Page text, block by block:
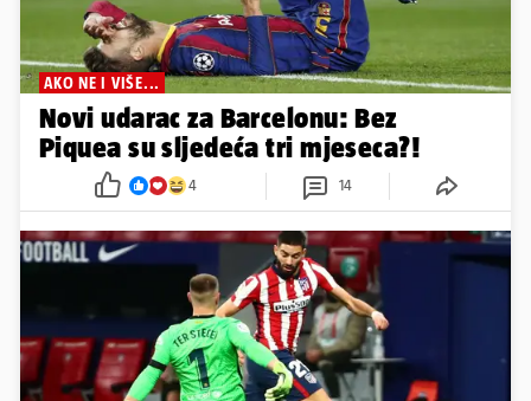
AKO NE I VIŠE...
Novi udarac za Barcelonu: Bez
Piquea su sljedeća tri mjeseca?!
4 14